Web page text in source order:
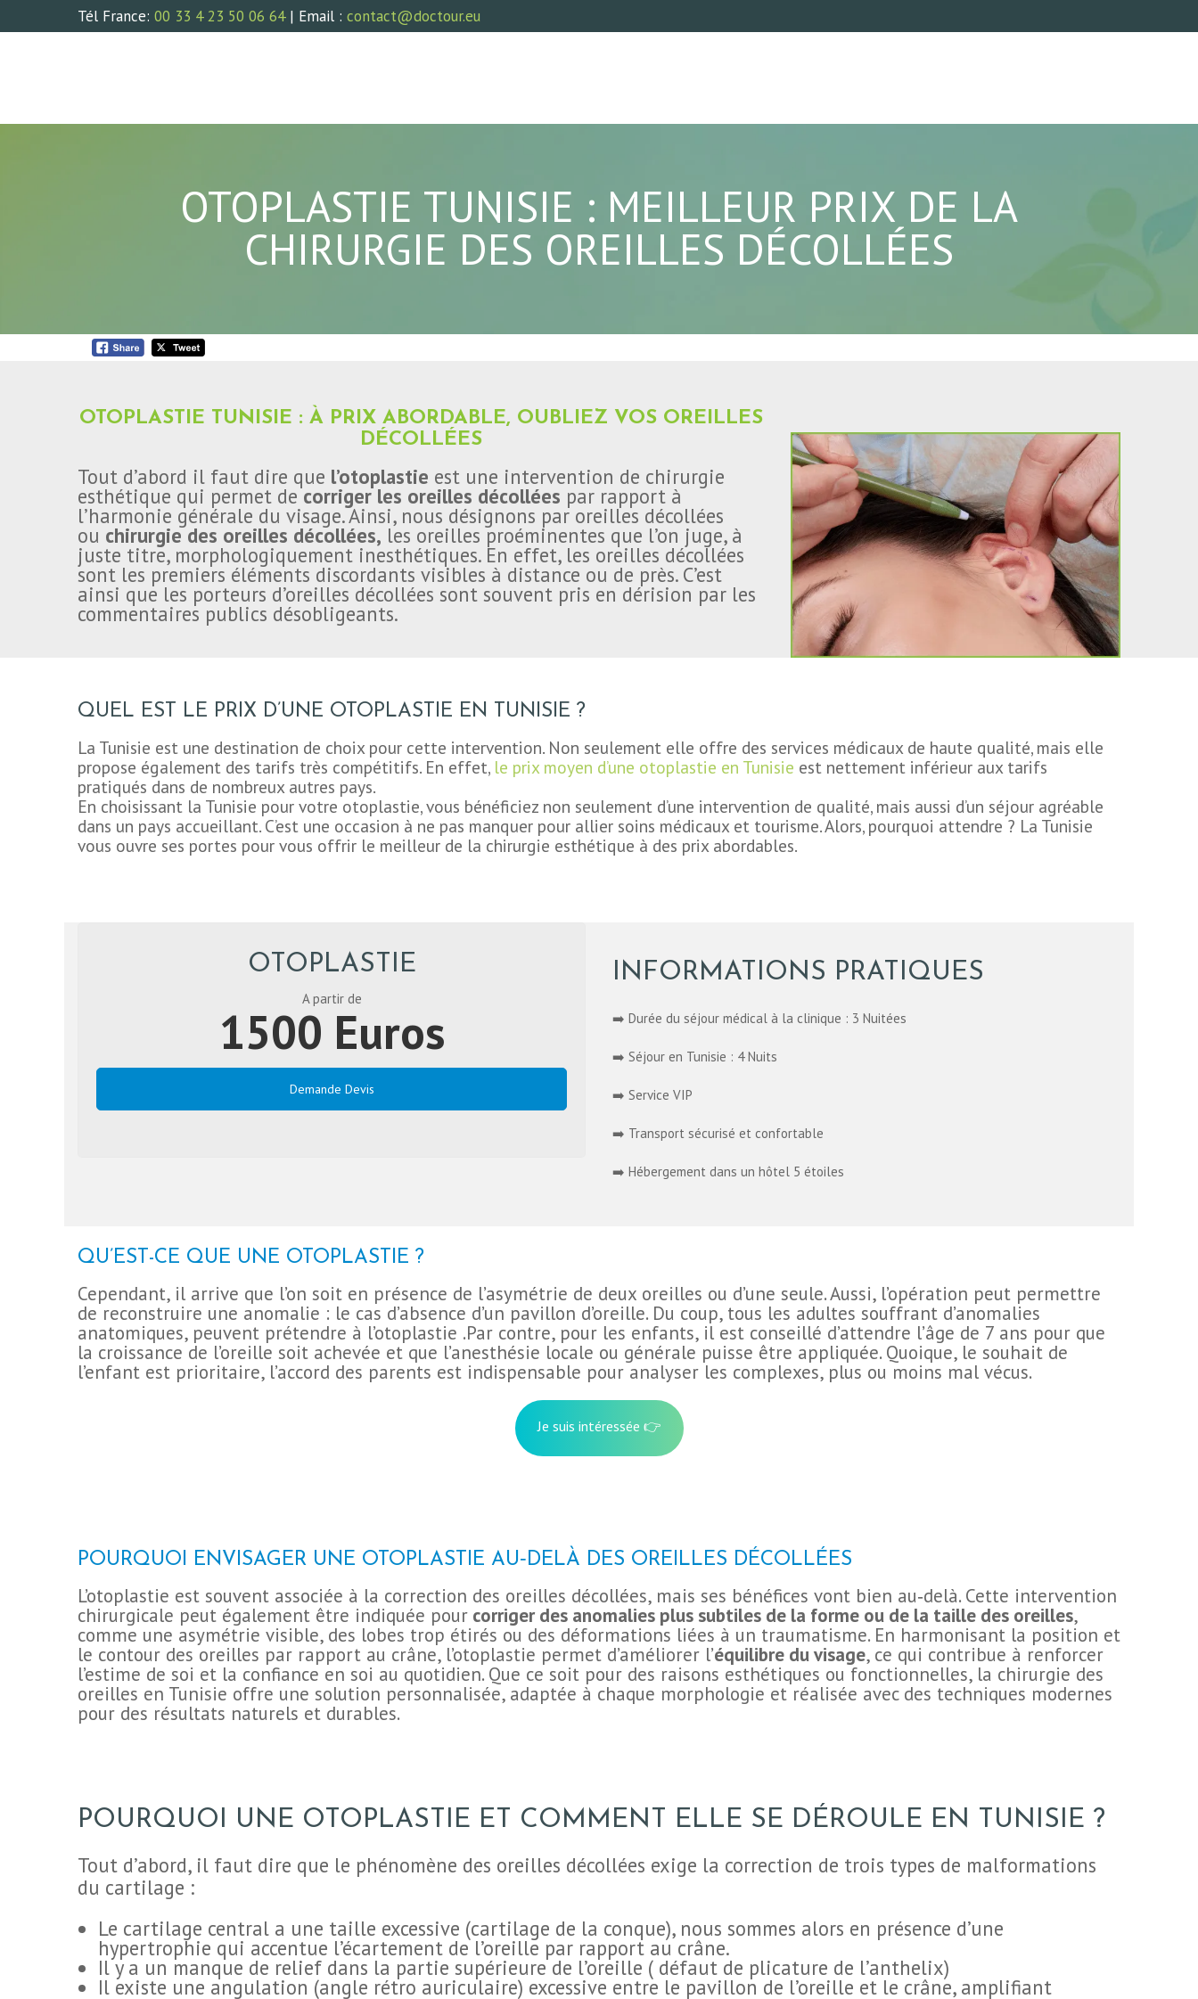
Tél France: 00 33 4 23 50 06 64| Email : contact@doctour.eu
OTOPLASTIE TUNISIE : MEILLEUR PRIX DE LA
CHIRURGIE DES OREILLES DÉCOLLÉES
CHIRURGIE
ESTHÉTIQUE
MÉDECINS
TARIFS
A PROPOS
SÉJOUR
OTOPLASTIE TUNISIE : À PRIX ABORDABLE, OUBLIEZ VOS OREILLES
DÉCOLLÉES
Tout d’abord il faut dire que l’otoplastie est une intervention de chirurgie
esthétique qui permet decorriger les oreilles décollées par rapport à
l’harmonie générale du visage. Ainsi, nous désignons par oreilles décollées
ou chirurgie des oreilles décollées, les oreilles proéminentes que l’on juge, à
juste titre, morphologiquement inesthétiques. En effet, les oreilles décollées
sont les premiers éléments discordants visibles à distance ou de près. C’est
ainsi que les porteurs d’oreilles décollées sont souvent pris en dérision par les
commentaires publics désobligeants.
QUEL EST LE PRIX D’UNE OTOPLASTIE EN TUNISIE ?
La Tunisie est une destination de choix pour cette intervention. Non seulement elle offre des services médicaux de haute qualité, mais elle
propose également des tarifs très compétitifs. En effet, le prix moyen d’une otoplastie en Tunisie est nettement inférieur aux tarifs
pratiqués dans de nombreux autres pays.
En choisissant la Tunisie pour votre otoplastie, vous bénéficiez non seulement d’une intervention de qualité, mais aussi d’un séjour agréable
dans un pays accueillant. C’est une occasion à ne pas manquer pour allier soins médicaux et tourisme. Alors, pourquoi attendre ? La Tunisie
vous ouvre ses portes pour vous offrir le meilleur de la chirurgie esthétique à des prix abordables.
OTOPLASTIE
A partir de
1500 Euros
Demande Devis
INFORMATIONS PRATIQUES
➡️ Durée du séjour médical à la clinique : 3 Nuitées
➡️ Séjour en Tunisie : 4 Nuits
➡️ Service VIP
➡️ Transport sécurisé et confortable
➡️ Hébergement dans un hôtel 5 étoiles
QU’EST-CE QUE UNE OTOPLASTIE ?
Cependant, il arrive que l’on soit en présence de l’asymétrie de deux oreilles ou d’une seule. Aussi, l’opération peut permettre
de reconstruire une anomalie : le cas d’absence d’un pavillon d’oreille. Du coup, tous les adultes souffrant d’anomalies
anatomiques, peuvent prétendre à l’otoplastie .Par contre, pour les enfants, il est conseillé d’attendre l’âge de 7 ans pour que
la croissance de l’oreille soit achevée et que l’anesthésie locale ou générale puisse être appliquée. Quoique, le souhait de
l’enfant est prioritaire, l’accord des parents est indispensable pour analyser les complexes, plus ou moins mal vécus.
Je suis intéressée 👉
POURQUOI ENVISAGER UNE OTOPLASTIE AU‑DELÀ DES OREILLES DÉCOLLÉES
L’otoplastie est souvent associée à la correction des oreilles décollées, mais ses bénéfices vont bien au‑delà. Cette intervention
chirurgicale peut également être indiquée pour corriger des anomalies plus subtiles de la forme ou de la taille des oreilles,
comme une asymétrie visible, des lobes trop étirés ou des déformations liées à un traumatisme. En harmonisant la position et
le contour des oreilles par rapport au crâne, l’otoplastie permet d’améliorer l’équilibre du visage, ce qui contribue à renforcer
l’estime de soi et la confiance en soi au quotidien. Que ce soit pour des raisons esthétiques ou fonctionnelles, la chirurgie des
oreilles en Tunisie offre une solution personnalisée, adaptée à chaque morphologie et réalisée avec des techniques modernes
pour des résultats naturels et durables.
POURQUOI UNE OTOPLASTIE ET COMMENT ELLE SE DÉROULE EN TUNISIE ?
Tout d’abord, il faut dire que le phénomène des oreilles décollées exige la correction de trois types de malformations
du cartilage :
Le cartilage central a une taille excessive (cartilage de la conque), nous sommes alors en présence d’une
hypertrophie qui accentue l’écartement de l’oreille par rapport au crâne.
Il y a un manque de relief dans la partie supérieure de l’oreille ( défaut de plicature de l’anthelix)
Il existe une angulation (angle rétro auriculaire) excessive entre le pavillon de l’oreille et le crâne, amplifiant